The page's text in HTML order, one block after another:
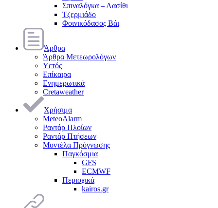
Σπιναλόγκα – Λασίθι
Τζερμιάδο
Φοινικόδασος Βάι
Άρθρα
Άρθρα Μετεωρολόγων
Υετός
Επίκαιρα
Ενημερωτικά
Cretaweather
Χρήσιμα
MeteoAlarm
Ραντάρ Πλοίων
Ραντάρ Πτήσεων
Μοντέλα Πρόγνωσης
Παγκόσμια
GFS
ECMWF
Περιοχικά
kairos.gr